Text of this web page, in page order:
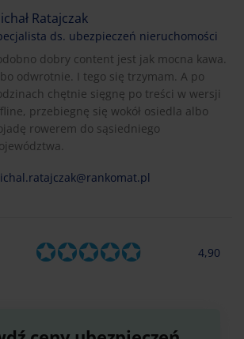
Ratajczak
ds. ubezpieczeń nieruchomości
dobry content jest jak mocna kawa.
odwrotnie. I tego się trzymam. A po
chętnie sięgnę po treści w wersji
przebiegnę się wokół osiedla albo
rowerem do sąsiedniego
4,90